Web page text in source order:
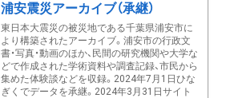
浦安震災アーカイブ（承継）
東日本大震災の被災地である千葉県浦安市に
より構築されたアーカイブ。浦安市の行政文
書・写真・動画のほか、民間の研究機関や大学な
どで作成された学術資料や調査記録、市民から
集めた体験談などを収録。2024年7月1日ひな
ぎくでデータを承継。2024年3月31日サイト